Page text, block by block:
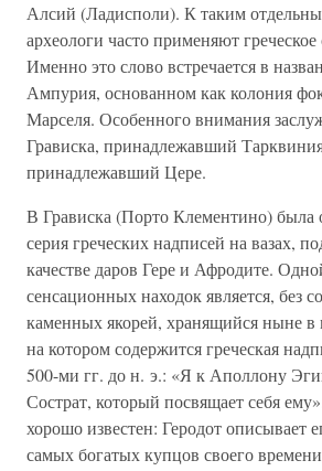
Алсий (Ладисполи). К таким
археологи часто применяют
Именно это слово встречается в
Ампурия, основанном как колония
Марселя. Особенного внимания
Грависка, принадлежавший
принадлежавший Цере.
В Грависка (Порто Клементино) была
серия греческих надписей на вазах,
качестве даров Гере и Афродите.
сенсационных находок является, без
каменных якорей, хранящийся ныне в
на котором содержится греческая
500-ми гг. до н. э.: «Я к Аполлону
Сострат, который посвящает себя
хорошо известен: Геродот описывает
самых богатых купцов своего